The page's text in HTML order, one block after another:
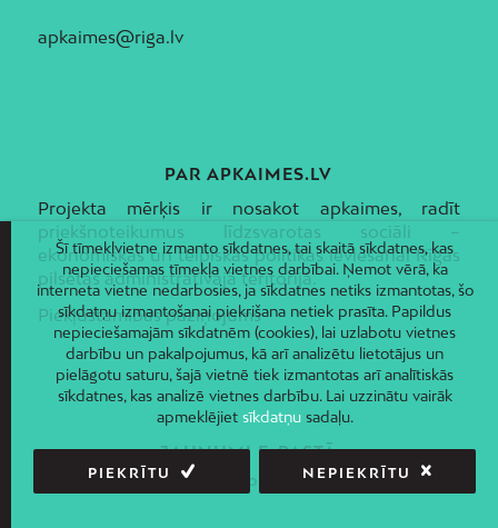
apkaimes@riga.lv
PAR APKAIMES.LV
Projekta mērķis ir nosakot apkaimes, radīt
priekšnoteikumus līdzsvarotas sociāli –
ekonomiskās un telpiskās politikas ieviešanai Rīgas
pilsētas administratīvajā teritorijā.
Piekļūstamības paziņojums
JAUNUMI E-PASTĀ
Piesakies un saņem jaunāko informāciju savā e-pastā!
Šī tīmekļvietne izmanto sīkdatnes, tai skaitā sīkdatnes, kas
nepieciešamas tīmekļa vietnes darbībai. Ņemot vērā, ka
interneta vietne nedarbosies, ja sīkdatnes netiks izmantotas, šo
sīkdatņu izmantošanai piekrišana netiek prasīta. Papildus
nepieciešamajām sīkdatnēm (cookies), lai uzlabotu vietnes
darbību un pakalpojumus, kā arī analizētu lietotājus un
pielāgotu saturu, šajā vietnē tiek izmantotas arī analītiskās
sīkdatnes, kas analizē vietnes darbību. Lai uzzinātu vairāk
apmeklējiet sīkdatņusadaļu.
PIEKRĪTU NEPIEKRĪTU